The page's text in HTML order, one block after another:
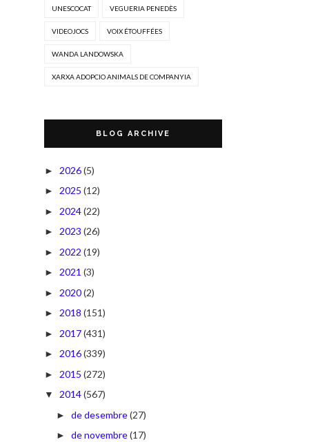
UNESCOCAT VEGUERIA PENEDÈS
VIDEOJOCS VOIX ÉTOUFFÉES
WANDA LANDOWSKA
XARXA ADOPCIO ANIMALS DE COMPANYIA
BLOG ARCHIVE
► 2026(5)
► 2025 (12)
► 2024(22)
► 2023 (26)
► 2022 (19)
► 2021 (3)
► 2020(2)
► 2018 (151)
► 2017(431)
► 2016(339)
► 2015 (272)
▼ 2014(567)
► de desembre(27)
► de novembre(17)